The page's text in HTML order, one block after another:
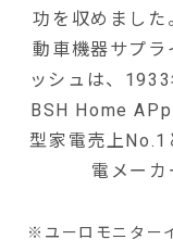
功を収めました
動車機器サプラ
ッシュは、
BSH Home
型家電売上No.1
電メーカ
※ユーロモニター